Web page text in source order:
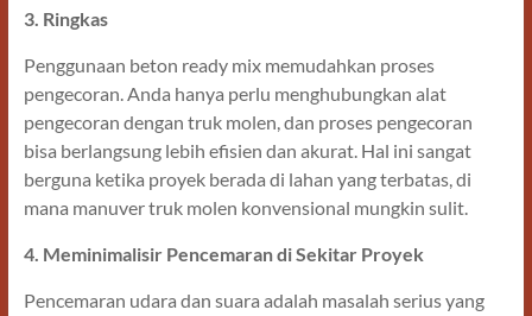
3. Ringkas
Penggunaan beton ready mix memudahkan proses
pengecoran. Anda hanya perlu menghubungkan alat
pengecoran dengan truk molen, dan proses pengecoran
bisa berlangsung lebih efisien dan akurat. Hal ini sangat
berguna ketika proyek berada di lahan yang terbatas, di
mana manuver truk molen konvensional mungkin sulit.
4. Meminimalisir Pencemaran di Sekitar Proyek
Pencemaran udara dan suara adalah masalah serius yang